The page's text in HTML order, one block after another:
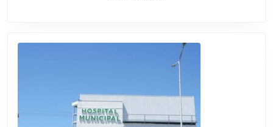
ARQUITECTURA
GRÁFICO
DE